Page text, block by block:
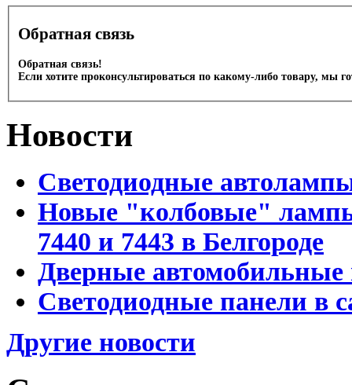
Обратная связь
Обратная связь!
Если хотите проконсультироваться по какому-либо товару, мы
Новости
Светодиодные
Новые "колбовые"
7440 и 7443 в Белгороде
Дверные автомобильные
Светодиодные панели в
Другие новости